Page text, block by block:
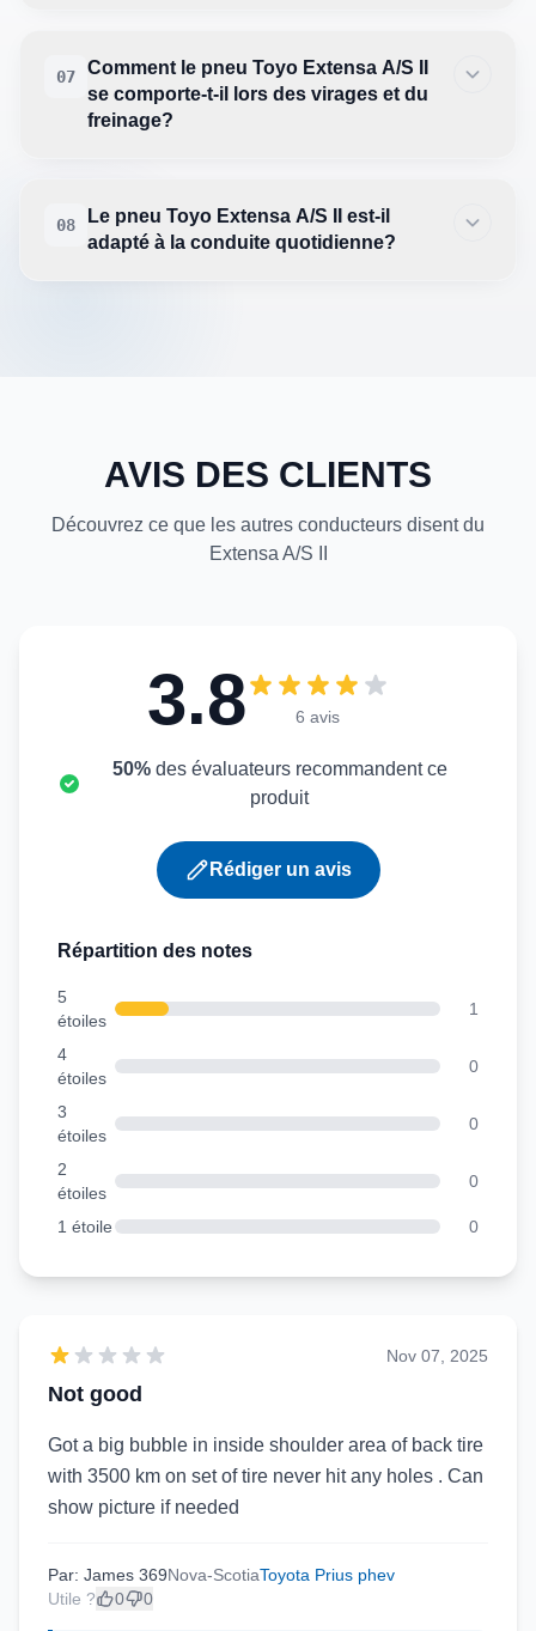
07
Comment le pneu Toyo Extensa A/S II
se comporte-t-il lors des virages et du
freinage?
08
Le pneu Toyo Extensa A/S II est-il
adapté à la conduite quotidienne?
AVIS DES CLIENTS
Découvrez ce que les autres conducteurs disent du
Extensa A/S II
3.8 6 avis
50%des évaluateurs recommandent ce
produit
Rédiger un avis
Répartition des notes
5
étoiles
1
4
étoiles
0
3
étoiles
0
2
étoiles
0
1 étoile 0
Not good
Nov 07, 2025
Got a big bubble in inside shoulder area of back tire
with 3500 km on set of tire never hit any holes . Can
show picture if needed
Par: James 369Nova-ScotiaToyota Prius phev
Utile ?
0 0